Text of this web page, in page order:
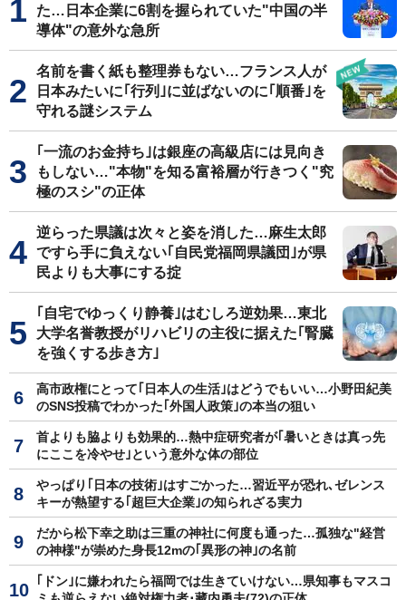
た…日本企業に6割を握られていた"中国の半
導体"の意外な急所
名前を書く紙も整理券もない…フランス人が
日本みたいに｢行列｣に並ばないのに｢順番｣を
守れる謎システム
｢一流のお金持ち｣は銀座の高級店には見向き
もしない…"本物"を知る富裕層が行きつく"究
極のスシ"の正体
逆らった県議は次々と姿を消した…麻生太郎
ですら手に負えない｢自民党福岡県議団｣が県
民よりも大事にする掟
｢自宅でゆっくり静養｣はむしろ逆効果…東北
大学名誉教授がリハビリの主役に据えた｢腎臓
を強くする歩き方｣
高市政権にとって｢日本人の生活｣はどうでもいい…小野田紀美
のSNS投稿でわかった｢外国人政策｣の本当の狙い
首よりも脇よりも効果的…熱中症研究者が｢暑いときは真っ先
にここを冷やせ｣という意外な体の部位
やっぱり｢日本の技術｣はすごかった…習近平が恐れ､ゼレンス
キーが熱望する｢超巨大企業｣の知られざる実力
だから松下幸之助は三重の神社に何度も通った…孤独な"経営
の神様"が崇めた身長12mの｢異形の神｣の名前
｢ドン｣に嫌われたら福岡では生きていけない…県知事もマスコ